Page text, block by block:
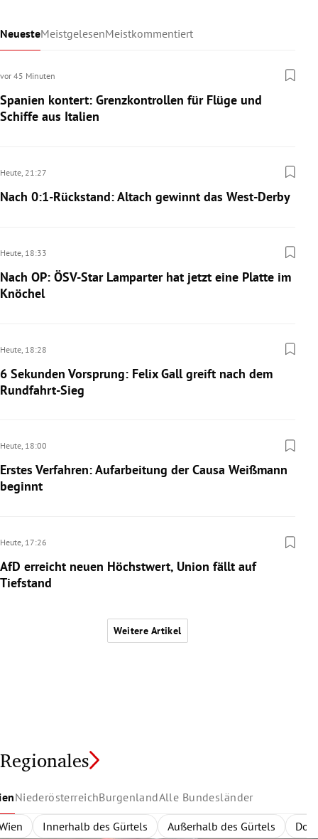
NeuesteMeistgelesenMeistkommentiert
vor 45 Minuten
Spanien kontert: Grenzkontrollen für Flüge und
Schiffe aus Italien
Heute, 21:27
Nach 0:1-Rückstand: Altach gewinnt das West-Derby
Heute, 18:33
Nach OP: ÖSV-Star Lamparter hat jetzt eine Platte im
Knöchel
Heute, 18:28
6 Sekunden Vorsprung: Felix Gall greift nach dem
Rundfahrt-Sieg
Heute, 18:00
Erstes Verfahren: Aufarbeitung der Causa Weißmann
beginnt
Heute, 17:26
AfD erreicht neuen Höchstwert, Union fällt auf
Tiefstand
Weitere Artikel
Regionales
NiederösterreichBurgenlandAlle Bundesländer
Innerhalb des Gürtels Außerhalb des Gürtels
Rund um Wien Zentralregion
Nordburgenland Eisenstadt
Bundesländer Wien Niederösterreich Burgenland